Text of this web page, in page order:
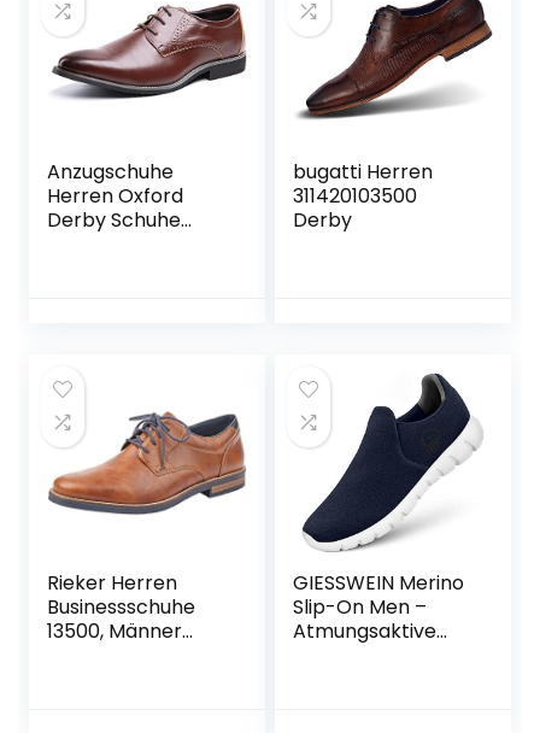
Anzugschuhe
Herren Oxford
Derby Schuhe
Schnürschuh Blau
Gold Grau Rot
Schwarz Braun
Khaki 37-48
bugatti Herren
311420103500
Derby
Rieker Herren
Businessschuhe
13500, Männer
GIESSWEIN Merino
Slip-On Men –
Atmungsaktive